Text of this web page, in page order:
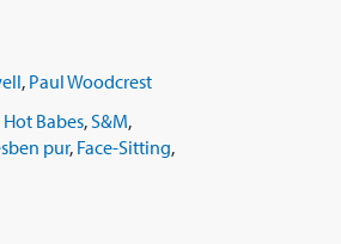
, Paul Woodcrest
Hot Babes,S&M,
pur, Face-Sitting,